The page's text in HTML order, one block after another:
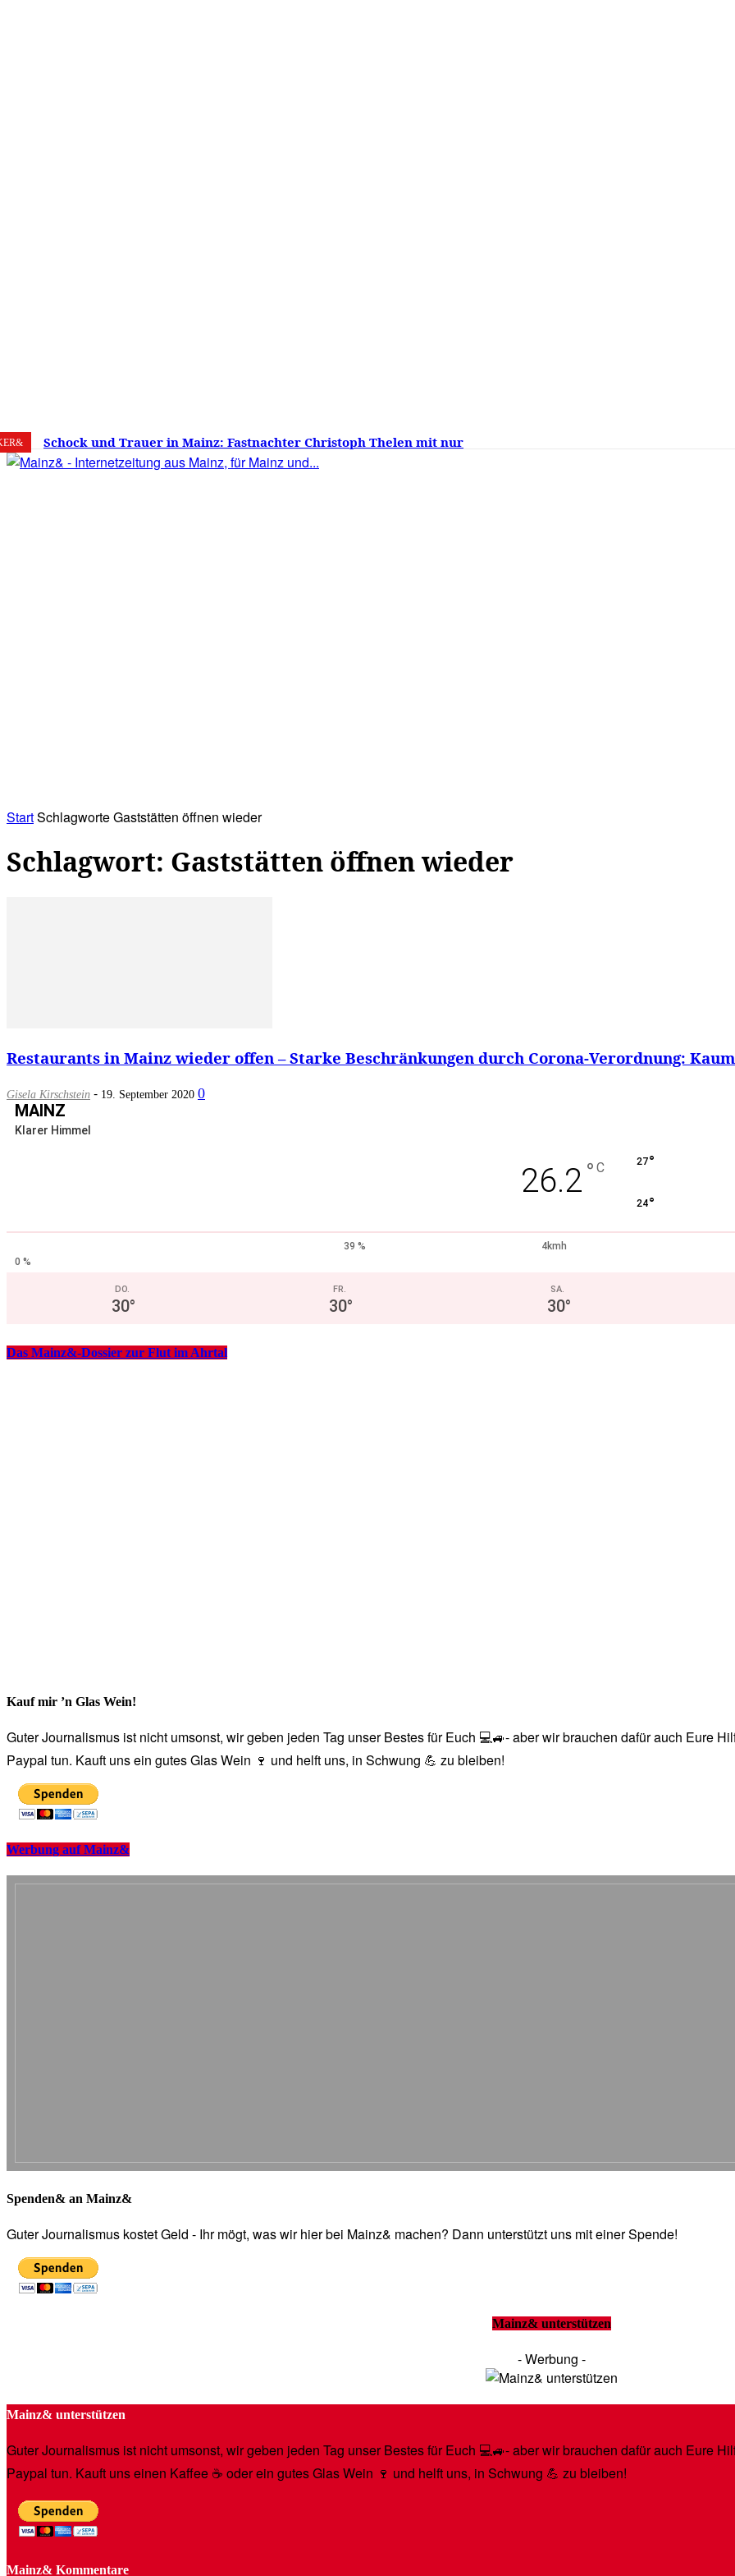
6. August 2026 26.2 Mainz
Schock und Trauer in Mainz: Fastnachter Christoph Thelen mit nur
60 Jahren gestorben – Was ist die Fastnacht ohne…?
StartSchlagworteGaststätten öffnen wieder
Schlagwort: Gaststätten öffnen wieder
Restaurants in Mainz wieder offen – Starke Beschränkungen durch Corona-Verordnung:
Gisela Kirschstein - 19. September 2020 0
MAINZ
Klarer Himmel
26.2 ° C 27°
24°
39 %
4kmh
0 %
DO.
30°
FR.
30°
SA.
30°
Das Mainz&-Dossier zur Flut im Ahrtal
Kauf mir ’n Glas Wein!
Guter Journalismus ist nicht umsonst, wir geben jeden Tag unser Bestes für Euch 💻🚙- aber wir brauchen dafür auch Eure
Paypal tun. Kauft uns ein gutes Glas Wein 🍷 und helft uns, in Schwung 💪 zu bleiben!
Werbung auf Mainz&
Spenden& an Mainz&
Guter Journalismus kostet Geld - Ihr mögt, was wir hier bei Mainz& machen? Dann unterstützt uns mit einer Spende!
Mainz& unterstützen
- Werbung -
Mainz& unterstützen
Guter Journalismus ist nicht umsonst, wir geben jeden Tag unser Bestes für Euch 💻🚙- aber wir brauchen dafür auch Eure
Paypal tun. Kauft uns einen Kaffee ☕️ oder ein gutes Glas Wein 🍷 und helft uns, in Schwung 💪 zu bleiben!
Mainz& Kommentare